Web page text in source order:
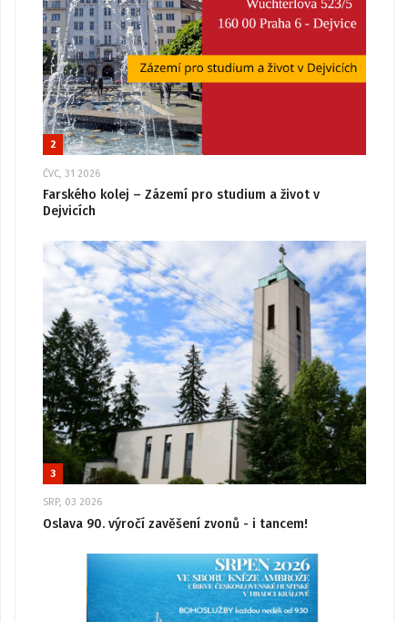
2
ČVC, 31 2026
Farského kolej – Zázemí pro studium a život v
Dejvicích
3
SRP, 03 2026
Oslava 90. výročí zavěšení zvonů - i tancem!